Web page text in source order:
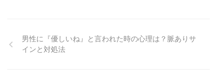
男性に『優しいね』と言われた時の心理は？脈ありサ
インと対処法